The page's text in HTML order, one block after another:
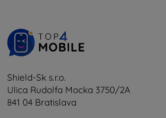
Shield-Sk s.r.o.
Ulica Rudolfa Mocka 3750/2A
841 04 Bratislava